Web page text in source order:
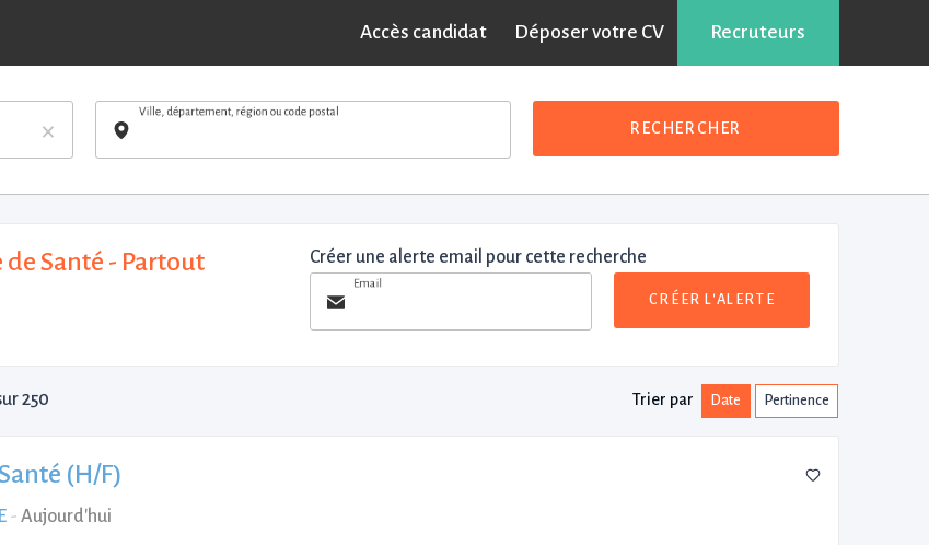
Accès candidat Déposer votre CV Recruteurs
×
Ville, département, région ou code postal
RECHERCHER
de Santé - Partout Créer une alerte email pour cette recherche
Email
CRÉER L'ALERTE
250 Trier par Date Pertinence
(H/F)
- Aujourd'hui